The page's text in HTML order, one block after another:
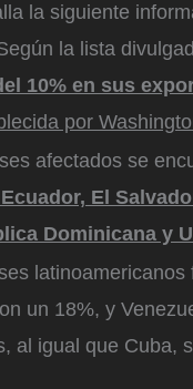
la siguiente
la lista
10% en sus
por
afectados se
El
Dominicana y
un 18%, y
al igual que Cuba,